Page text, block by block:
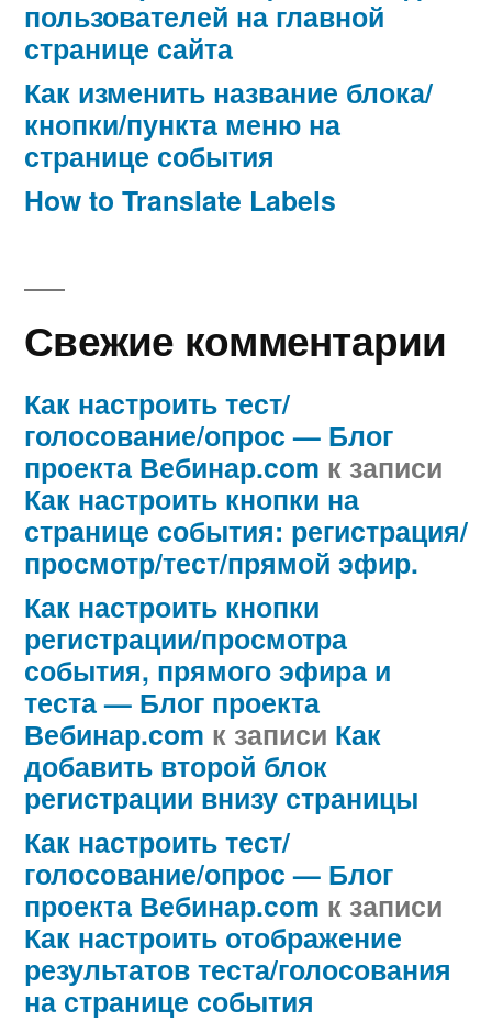
пользователей на главной
странице сайта
Как изменить название блока/
кнопки/пункта меню на
странице события
How to Translate Labels
Свежие комментарии
Как настроить тест/
голосование/опрос — Блог
проекта Вебинар.com к записи
Как настроить кнопки на
странице события: регистрация/
просмотр/тест/прямой эфир.
Как настроить кнопки
регистрации/просмотра
события, прямого эфира и
теста — Блог проекта
Вебинар.com к записи Как
добавить второй блок
регистрации внизу страницы
Как настроить тест/
голосование/опрос — Блог
проекта Вебинар.com к записи
Как настроить отображение
результатов теста/голосования
на странице события